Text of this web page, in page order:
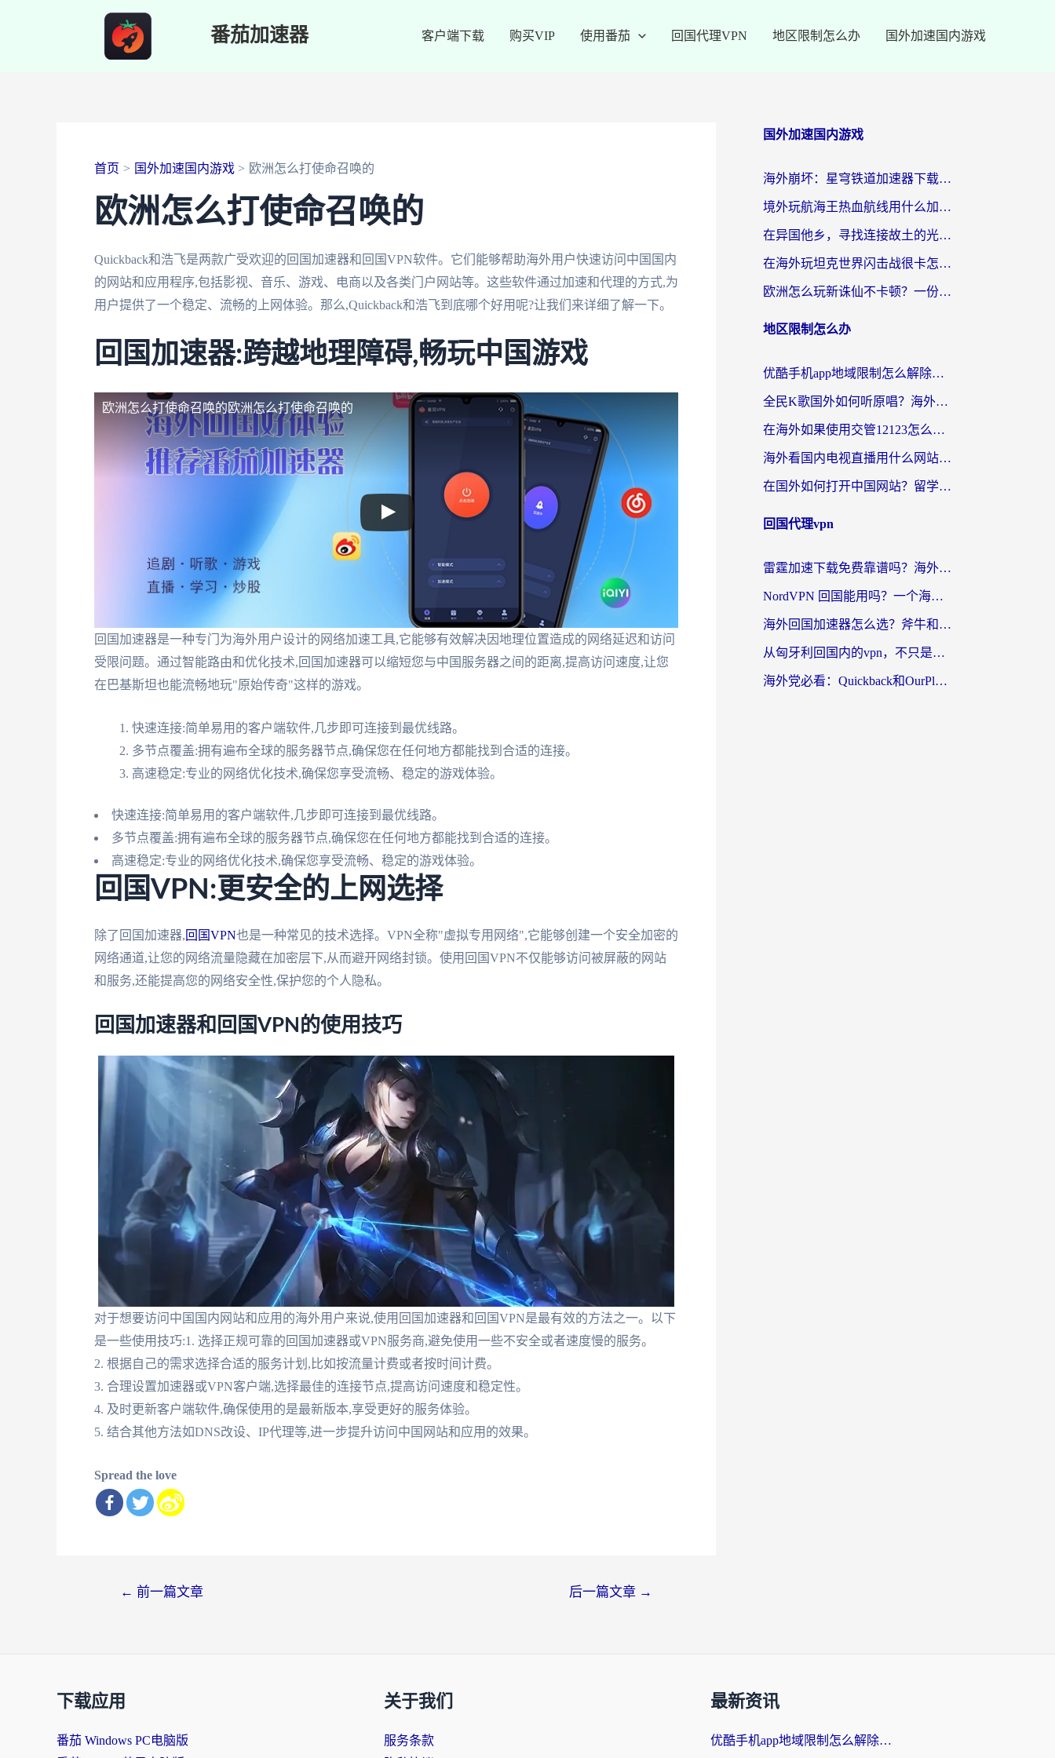
番茄加速器 客户端下载 购买VIP 使用番茄 回国代理VPN 地区限制怎么办 国外加速国内游戏
首页 国外加速国内游戏 欧洲怎么打使命召唤的
欧洲怎么打使命召唤的
Quickback和浩飞是两款广受欢迎的回国加速器和回国VPN软件。它们能够帮助海外用户快速访问中国国内
的网站和应用程序,包括影视、音乐、游戏、电商以及各类门户网站等。这些软件通过加速和代理的方式,为
用户提供了一个稳定、流畅的上网体验。那么,Quickback和浩飞到底哪个好用呢?让我们来详细了解一下。
回国加速器:跨越地理障碍,畅玩中国游戏
欧洲怎么打使命召唤的欧洲怎么打使命召唤的
回国加速器是一种专门为海外用户设计的网络加速工具,它能够有效解决因地理位置造成的网络延迟和访问
受限问题。通过智能路由和优化技术,回国加速器可以缩短您与中国服务器之间的距离,提高访问速度,让您
在巴基斯坦也能流畅地玩"原始传奇"这样的游戏。
快速连接:简单易用的客户端软件,几步即可连接到最优线路。
多节点覆盖:拥有遍布全球的服务器节点,确保您在任何地方都能找到合适的连接。
高速稳定:专业的网络优化技术,确保您享受流畅、稳定的游戏体验。
快速连接:简单易用的客户端软件,几步即可连接到最优线路。
多节点覆盖:拥有遍布全球的服务器节点,确保您在任何地方都能找到合适的连接。
高速稳定:专业的网络优化技术,确保您享受流畅、稳定的游戏体验。
回国VPN:更安全的上网选择
除了回国加速器,回国VPN也是一种常见的技术选择。VPN全称"虚拟专用网络",它能够创建一个安全加密的
网络通道,让您的网络流量隐藏在加密层下,从而避开网络封锁。使用回国VPN不仅能够访问被屏蔽的网站
和服务,还能提高您的网络安全性,保护您的个人隐私。
回国加速器和回国VPN的使用技巧
对于想要访问中国国内网站和应用的海外用户来说,使用回国加速器和回国VPN是最有效的方法之一。以下
是一些使用技巧:1. 选择正规可靠的回国加速器或VPN服务商,避免使用一些不安全或者速度慢的服务。
2. 根据自己的需求选择合适的服务计划,比如按流量计费或者按时间计费。
3. 合理设置加速器或VPN客户端,选择最佳的连接节点,提高访问速度和稳定性。
4. 及时更新客户端软件,确保使用的是最新版本,享受更好的服务体验。
5. 结合其他方法如DNS改设、IP代理等,进一步提升访问中国网站和应用的效果。
Spread the love
← 前一篇文章 后一篇文章 →
国外加速国内游戏
海外崩坏：星穹铁道加速器下载安装：一份给游子的终极网络指南
境外玩航海王热血航线用什么加速器？2026海外玩家实测最优方案（附欧洲问道堡垒前线加速技巧）
在异国他乡，寻找连接故土的光明大陆免费加速器
在海外玩坦克世界闪击战很卡怎么办？老玩家亲测有效的加速器选择指南
欧洲怎么玩新诛仙不卡顿？一份给海外游子的国服游戏畅玩指南
地区限制怎么办
优酷手机app地域限制怎么解除？海外党亲测有效的追剧方案
全民K歌国外如何听原唱？海外党亲测有效的回国加速器选择指南
在海外如果使用交管12123怎么处理？留学生亲测有效的回国加速方案
海外看国内电视直播用什么网站比较好？一篇解决你所有追剧难题的实用指南
在国外如何打开中国网站？留学生与海外华人的无缝访问指南
回国代理vpn
雷霆加速下载免费靠谱吗？海外党选回国加速器的避坑指南（附热门工具对比）
NordVPN 回国能用吗？一个海外用户必须面对的真实困境
海外回国加速器怎么选？斧牛和海龟哪个好？一篇帮你避开坑的实用指南
从匈牙利回国内的vpn，不只是为了刷剧那么简单
海外党必看：Quickback和OurPlay好用吗？3分钟选对回国加速器，无缝刷剧玩游戏
下载应用
番茄 Windows PC电脑版
关于我们
服务条款
最新资讯
优酷手机app地域限制怎么解除？海外党亲测有效的追剧方案